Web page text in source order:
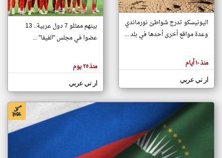
تغيير الدولة
اخبار جزر القمر على مدار الساعة
أهم اخبار جزر القمر العاجلة والمباشرة
هنا عن
وجهة
كاتبيها.
اليونيسكو تدرج شواطئ نورماندي
وعدة مواقع أخرى أحدها في بلد ...
منذ ١٠ أيام
ار تي عربي
بينهم ممثلو 7 دول عربية.. 13
عضوا في مجلس "الفيفا" ...
منذ ٢٥ يوم
ار تي عربي
klyoum.com